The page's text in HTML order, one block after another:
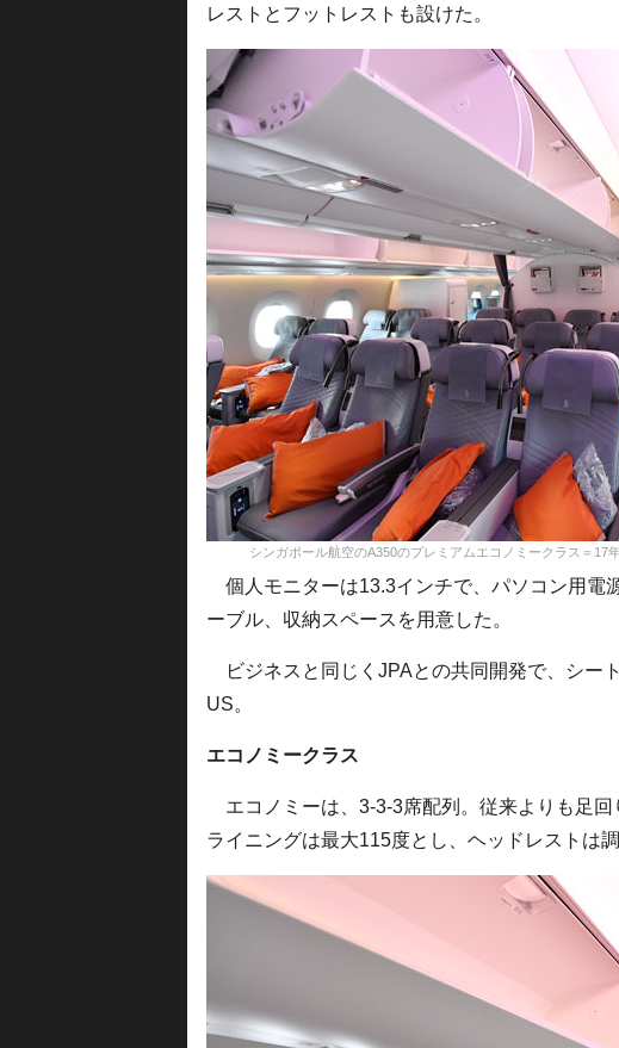
レストとフットレストも設けた。
シンガポール航空のA350のプレミアムエコノミークラス＝17
個人モニターは13.3インチで、パソコン用電
ーブル、収納スペースを用意した。
ビジネスと同じくJPAとの共同開発で、シー
US。
エコノミークラス
エコノミーは、3-3-3席配列。従来よりも足回
ライニングは最大115度とし、ヘッドレストは